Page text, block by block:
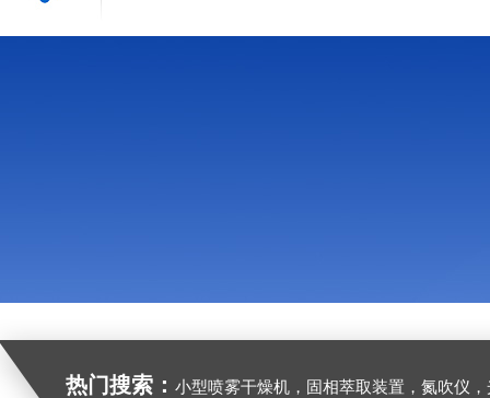
热门搜索： 小型喷雾干燥机，固相萃取装置，氮吹仪，光化学反应仪，低温恒温槽，超声波细胞